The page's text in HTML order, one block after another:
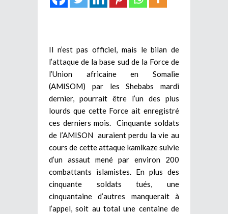
Il n’est pas officiel, mais le bilan de
l’attaque de la base sud de la Force de
l’Union africaine en Somalie
(AMISOM) par les Shebabs mardi
dernier, pourrait être l’un des plus
lourds que cette Force ait enregistré
ces derniers mois. Cinquante soldats
de l’AMISON auraient perdu la vie au
cours de cette attaque kamikaze suivie
d’un assaut mené par environ 200
combattants islamistes. En plus des
cinquante soldats tués, une
cinquantaine d’autres manquerait à
l’appel, soit au total une centaine de